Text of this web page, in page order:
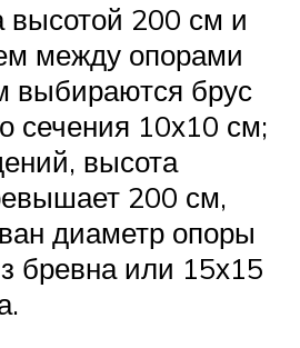
высотой 200 см и
между опорами
выбираются брус
сечения 10х10 см;
высота
200 см,
диаметр опоры
бревна или 15х15